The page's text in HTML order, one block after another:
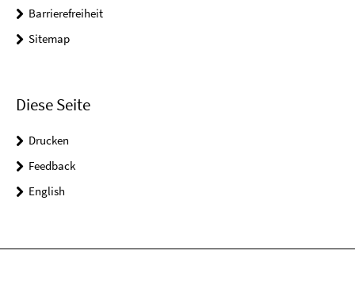
Barrierefreiheit
Sitemap
Diese Seite
Drucken
Feedback
English